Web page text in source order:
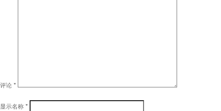
评论 *
显示名称 *